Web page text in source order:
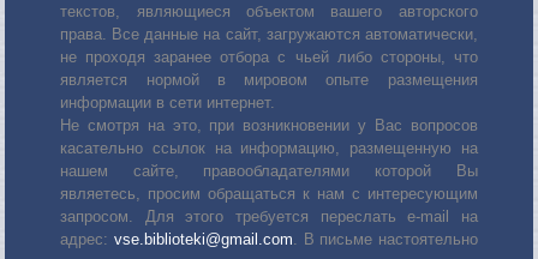
текстов, являющиеся объектом вашего авторского
права. Все данные на сайт, загружаются автоматически,
не проходя заранее отбора с чьей либо стороны, что
является нормой в мировом опыте размещения
информации в сети интернет.
Не смотря на это, при возникновении у Вас вопросов
касательно ссылок на информацию, размещенную на
нашем сайте, правообладателями которой Вы
являетесь, просим обращаться к нам с интересующим
запросом. Для этого требуется переслать е-mail на
адрес: vse.biblioteki@gmail.com. В письме настоятельно